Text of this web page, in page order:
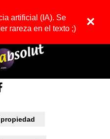
artificial (IA). Se
rareza en el texto ;)
×